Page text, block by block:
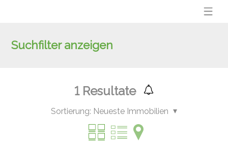
Suchfilter anzeigen
1Resultate
Sortierung: Neueste Immobilien